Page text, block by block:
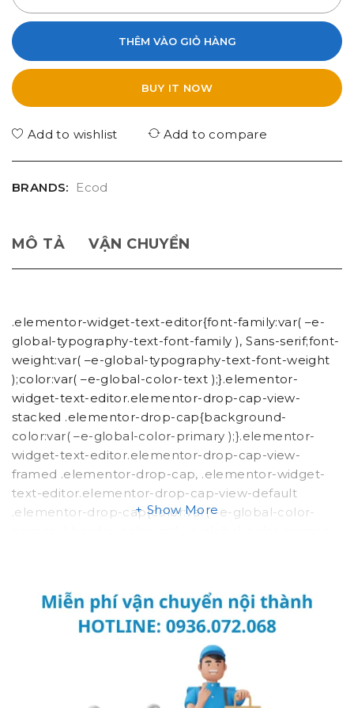
THÊM VÀO GIỎ HÀNG
BUY IT NOW
Add to wishlist Add to compare
BRANDS: Ecod
MÔ TẢ VẬN CHUYỂN
.elementor-widget-text-editor{font-family:var( –e-
global-typography-text-font-family ), Sans-serif;font-
weight:var( –e-global-typography-text-font-weight
);color:var( –e-global-color-text );}.elementor-
widget-text-editor.elementor-drop-cap-view-
stacked .elementor-drop-cap{background-
color:var( –e-global-color-primary );}.elementor-
widget-text-editor.elementor-drop-cap-view-
framed .elementor-drop-cap, .elementor-widget-
text-editor.elementor-drop-cap-view-default
.elementor-drop-cap{color:var( –e-global-color-
BỘ SEN ÂM TƯỜNG
ES2207-3 / ES2203
GIẢI PHÁP SEN TẮM ÂM
Show More